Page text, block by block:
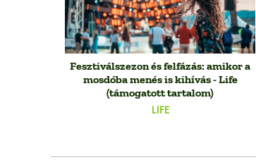
LIFE
Fesztiválszezon és felfázás: amikor a
mosdóba menés is kihívás - Life
(támogatott tartalom)